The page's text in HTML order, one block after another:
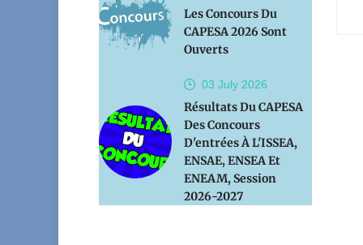
Les Concours Du
CAPESA 2026 Sont
Ouverts
03 July 2026
Résultats Du CAPESA
Des Concours
D'entrées À L'ISSEA,
ENSAE, ENSEA Et
ENEAM, Session
2026-2027